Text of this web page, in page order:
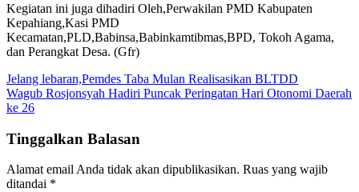
Kegiatan ini juga dihadiri Oleh,Perwakilan PMD Kabupaten
Kepahiang,Kasi PMD
Kecamatan,PLD,Babinsa,Babinkamtibmas,BPD, Tokoh Agama,
dan Perangkat Desa. (Gfr)
Navigasi
pos
Jelang lebaran,Pemdes Taba Mulan Realisasikan BLTDD
Wagub Rosjonsyah Hadiri Puncak Peringatan Hari Otonomi Daerah
ke 26
Tinggalkan Balasan
Alamat email Anda tidak akan dipublikasikan. Ruas yang wajib
ditandai *